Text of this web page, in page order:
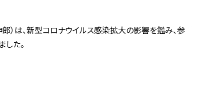
）は、新型コロナウイルス感染拡大の影響を鑑み、参
た。